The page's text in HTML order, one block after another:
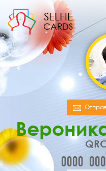
SELFIE
CARDS
0000